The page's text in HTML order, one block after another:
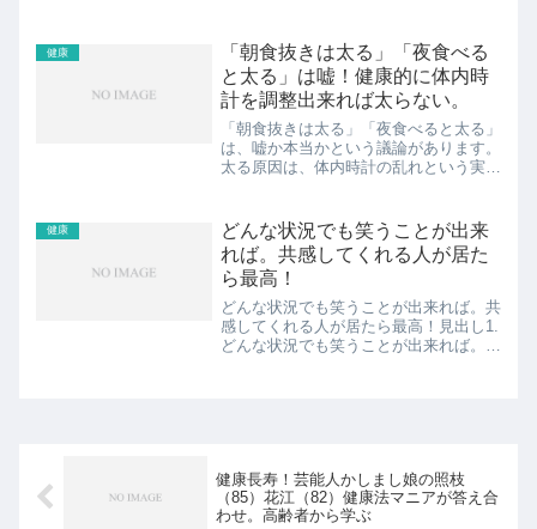
べ忘れてしまっただけなので、辛さはあ
りませんでした。共有しま...
健康
「朝食抜きは太る」「夜食べる
と太る」は嘘！健康的に体内時
計を調整出来れば太らない。
「朝食抜きは太る」「夜食べると太る」
は、嘘か本当かという議論があります。
太る原因は、体内時計の乱れという実験
でもこれって、 本当に正解でしょう
か。嘘じゃね？！ぼくの持論を...
健康
どんな状況でも笑うことが出来
れば。共感してくれる人が居た
ら最高！
どんな状況でも笑うことが出来れば。共
感してくれる人が居たら最高！見出し1.
どんな状況でも笑うことが出来れば。共
健康長寿！芸能人かしまし娘の照枝
（85）花江（82）健康法マニアが答え合
わせ。高齢者から学ぶ